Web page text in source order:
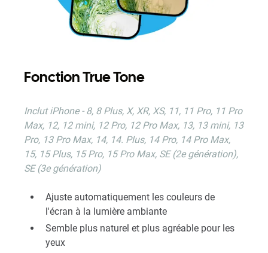
Fonction True Tone
Inclut iPhone - 8, 8 Plus, X, XR, XS, 11, 11 Pro, 11 Pro
Max, 12, 12 mini, 12 Pro, 12 Pro Max, 13, 13 mini, 13
Pro, 13 Pro Max, 14, 14. Plus, 14 Pro, 14 Pro Max,
15, 15 Plus, 15 Pro, 15 Pro Max, SE (2e génération),
SE (3e génération)
Ajuste automatiquement les couleurs de
l'écran à la lumière ambiante
Semble plus naturel et plus agréable pour les
yeux